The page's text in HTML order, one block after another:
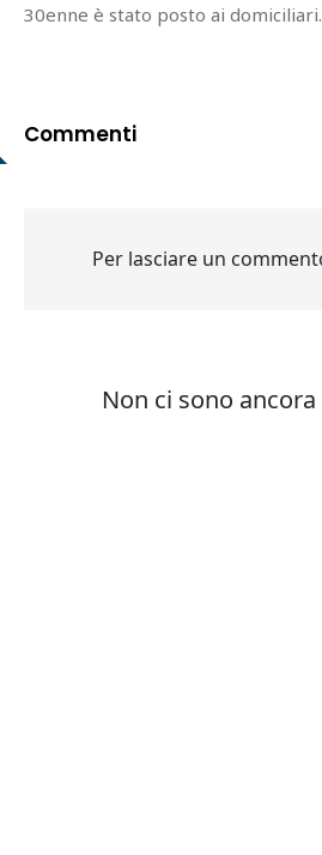
30enne è stato posto ai domiciliari.
Commenti